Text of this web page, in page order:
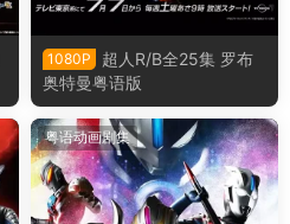
1080P
超人R/B全25集 罗布
奥特曼粤语版
粤语动画剧集